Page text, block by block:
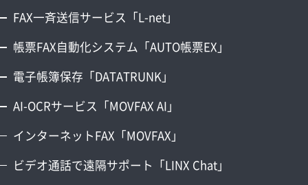
FAX一斉送信サービス「L-net」
帳票FAX自動化システム「AUTO帳票EX」
電子帳簿保存「DATATRUNK」
AI-OCRサービス「MOVFAX AI」
インターネットFAX「MOVFAX」
ビデオ通話で遠隔サポート「LINX Chat」